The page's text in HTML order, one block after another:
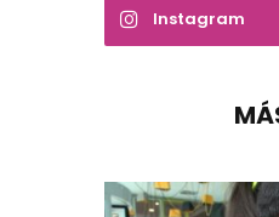
Instagram